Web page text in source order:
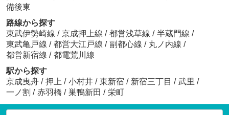
備後東
路線から探す
東武伊勢崎線 / 京成押上線 / 都営浅草線 / 半蔵門線 /
東武亀戸線 / 都営大江戸線 / 副都心線 / 丸ノ内線 /
都営新宿線 / 都電荒川線
駅から探す
京成曳舟 / 押上 / 小村井 / 東新宿 / 新宿三丁目 / 武里 /
一ノ割 / 赤羽橋 / 巣鴨新田 / 栄町